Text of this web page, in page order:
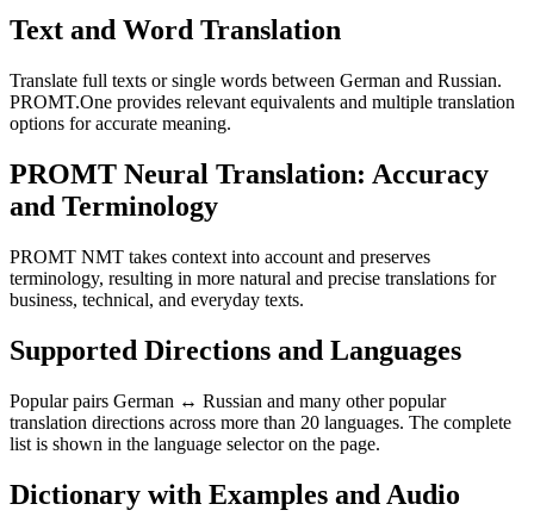
Text and Word Translation
Translate full texts or single words between German and Russian.
PROMT.One provides relevant equivalents and multiple translation
options for accurate meaning.
PROMT Neural Translation: Accuracy
and Terminology
PROMT NMT takes context into account and preserves
terminology, resulting in more natural and precise translations for
business, technical, and everyday texts.
Supported Directions and Languages
Popular pairs German ↔ Russian and many other popular
translation directions across more than 20 languages. The complete
list is shown in the language selector on the page.
Dictionary with Examples and Audio